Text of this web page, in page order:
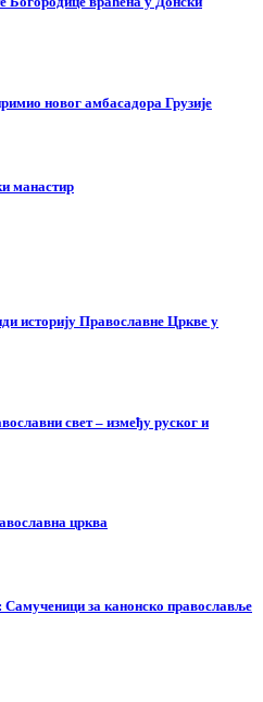
новог амбасадора Грузије
манастир
историју Православне Цркве у
свет – између руског и
црква
за канонско православље